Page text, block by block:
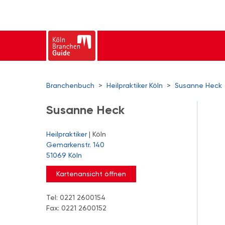
Branchenbuch > Heilpraktiker Köln > Susanne Heck
Susanne Heck
Heilpraktiker| Köln
Gemarkenstr. 140
51069 Köln
Kartenansicht öffnen
Tel: 0221 2600154
Fax: 0221 2600152